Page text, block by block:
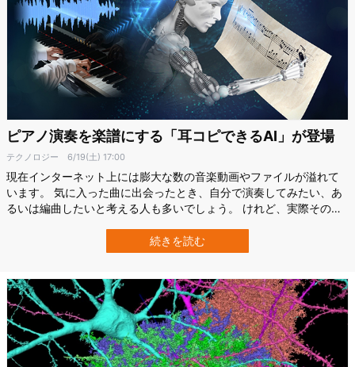
ピアノ演奏を楽譜にする「耳コピできるAI」が登場
テクノロジー 6/19(土) 17:00
現在インターネット上には膨大な数の音楽動画やファイルが溢れて
います。 気に入った曲に出会ったとき、自分で演奏してみたい、あ
るいは編曲したいと考える人も多いでしょう。 けれど、実際その曲
は楽譜になっていないからです。 京都大学の研究グループは、そん
な楽譜化されていない音楽の問題を解決するべく実用に近いレベル
続きを読む